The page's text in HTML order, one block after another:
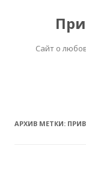
Сайт о
АРХИВ МЕТКИ: